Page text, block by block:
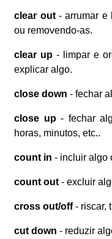
clear out- arrumar e
ou removendo-as.
clear up- limpar e
explicar algo.
close down - fechar
close up- fechar
horas, minutos, etc..
count in- incluir algo
count out - excluir
cross out/off- riscar,
cut down- reduzir